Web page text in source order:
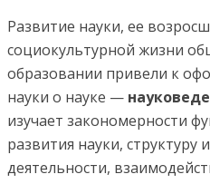
Развитие науки, ее
социокультурной жизни
образовании привели к
науки о науке — науковеде
изучает закономерности
развития науки, структуру
деятельности,